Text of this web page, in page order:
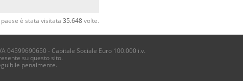
è stata visitata 35.648volte.
04599690650 - Capitale Sociale Euro 100.000 i.v.
su questo sito.
penalmente.